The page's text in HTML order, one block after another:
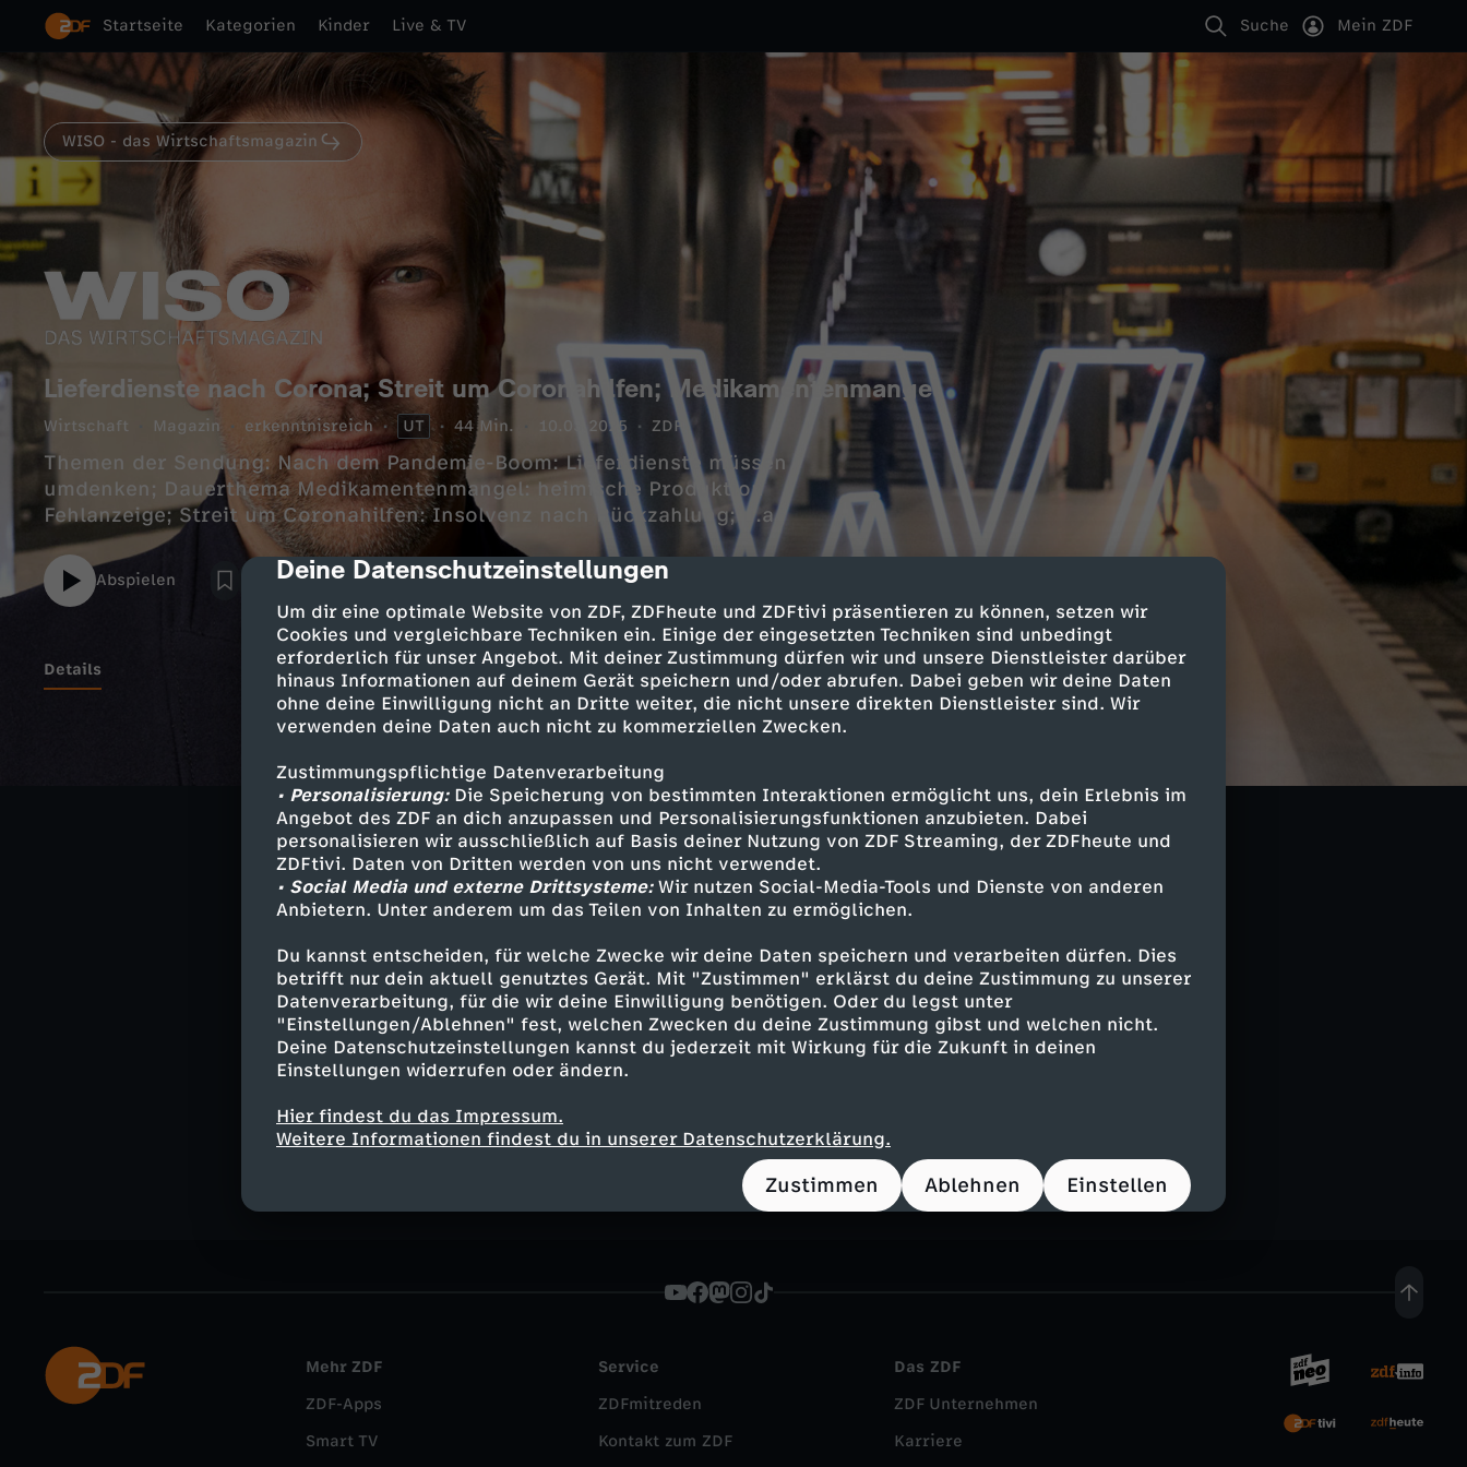
cmp-dialog-description
Deine Datenschutzeinstellungen
Um dir eine optimale Website von ZDF, ZDFheute und ZDFtivi präsentieren zu können, setzen wir
Cookies und vergleichbare Techniken ein. Einige der eingesetzten Techniken sind unbedingt
erforderlich für unser Angebot. Mit deiner Zustimmung dürfen wir und unsere Dienstleister darüber
hinaus Informationen auf deinem Gerät speichern und/oder abrufen. Dabei geben wir deine Daten
ohne deine Einwilligung nicht an Dritte weiter, die nicht unsere direkten Dienstleister sind. Wir
verwenden deine Daten auch nicht zu kommerziellen Zwecken.
Zustimmungspflichtige Datenverarbeitung
• Personalisierung:Die Speicherung von bestimmten Interaktionen ermöglicht uns, dein Erlebnis im
Angebot des ZDF an dich anzupassen und Personalisierungsfunktionen anzubieten. Dabei
personalisieren wir ausschließlich auf Basis deiner Nutzung von ZDF Streaming, der ZDFheute und
ZDFtivi. Daten von Dritten werden von uns nicht verwendet.
• Social Media und externe Drittsysteme:Wir nutzen Social-Media-Tools und Dienste von anderen
Anbietern. Unter anderem um das Teilen von Inhalten zu ermöglichen.
Du kannst entscheiden, für welche Zwecke wir deine Daten speichern und verarbeiten dürfen. Dies
betrifft nur dein aktuell genutztes Gerät. Mit "Zustimmen" erklärst du deine Zustimmung zu unserer
Datenverarbeitung, für die wir deine Einwilligung benötigen. Oder du legst unter
"Einstellungen/Ablehnen" fest, welchen Zwecken du deine Zustimmung gibst und welchen nicht.
Deine Datenschutzeinstellungen kannst du jederzeit mit Wirkung für die Zukunft in deinen
Einstellungen widerrufen oder ändern.
Hier findest du das Impressum.
Weitere Informationen findest du in unserer Datenschutzerklärung.
Zustimmen Ablehnen Einstellen
Startseite Kategorien Kinder Live & TV Suche Mein ZDF
WISO - das Wirtschaftsmagazin
Lieferdienste nach Corona; Streit um Coronahilfen; Medikamentenmangel
Wirtschaft Magazin erkenntnisreich UT 44 Min. 10.03.2025 ZDF
Themen der Sendung: Nach dem Pandemie-Boom: Lieferdienste müssen
umdenken; Dauerthema Medikamentenmangel: heimische Produktion
Fehlanzeige; Streit um Coronahilfen: Insolvenz nach Rückzahlung; u.a.
Abspielen
Details
Ähnliche Inhalte entdecken
Wirtschaft Magazin erkenntnisreich
Untertitel
WISO - das Wirtschaftsmagazin
WISO
WISO bei Instagram
Instagram
Mehr ZDF
ZDF-Apps
Smart TV
Service
ZDFmitreden
Kontakt zum ZDF
Das ZDF
ZDF Unternehmen
Karriere